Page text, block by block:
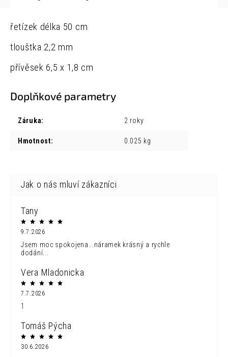
řetízek délka 50 cm
tlouštka 2,2 mm
přívěsek 6,5 x 1,8 cm
Doplňkové parametry
Záruka: 2 roky
Hmotnost: 0.025 kg
Tany
9.7.2026
Jsem moc spokojena...náramek krásný a rychle
dodání...
Vera Mladonicka
7.7.2026
1
Tomáš Pýcha
30.6.2026